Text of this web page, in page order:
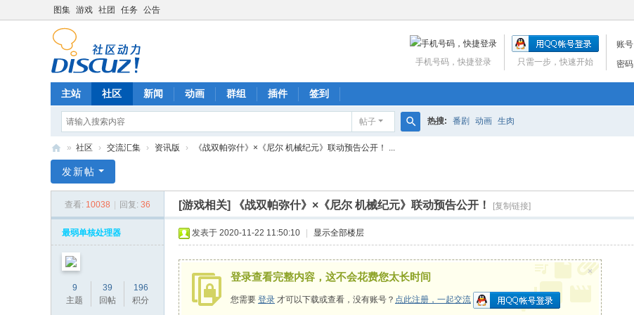
图集 游戏 社团 任务 公告
账号
密码
只需一步，快速开始
手机号码，快捷登录
主站 社区 新闻 动画 群组 插件 签到
帖子 热搜: 番剧 动画 生肉
C
» 社区 › 交流汇集 › 资讯版 › 《战双帕弥什》×《尼尔 机械纪元》联动预告公开！ ...
发新帖
查看: 10038 回复: 36 [游戏相关] 《战双帕弥什》×《尼尔 机械纪元》联动预告公开！ [复制链接]
最弱单核处理器
9
主题
39
回帖
196
积分
发表于 2020-11-22 11:50:10 显示全部楼层
登录查看完整内容，这不会花费您太长时间
您需要 登录 才可以下载或查看，没有账号？ 点此注册，一起交流
×